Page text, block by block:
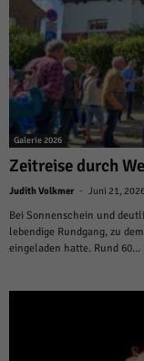
Galerie 2026
Zeitreise durch
Judith Volkmer - Juni 21,
Bei Sonnenschein und
lebendige Rundgang, zu
eingeladen hatte. Rund 60...